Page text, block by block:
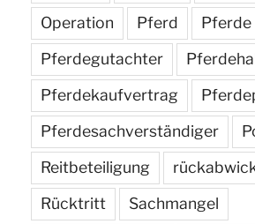
Operation
Pferd
Pferde
Pferdegutachter
Pferdekaufvertrag
Pferdesachverständiger
Reitbeteiligung
Rücktritt
Sachmangel